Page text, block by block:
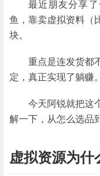
最近朋友分享
鱼，靠卖虚拟资料（
块。
重点是连发货都
定，真正实现了躺赚。
今天阿锐就把这
解一下，从怎么选品
虚拟资源为什